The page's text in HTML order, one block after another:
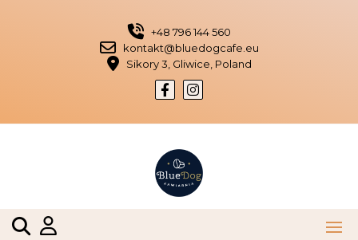
+48 796 144 560
kontakt@bluedogcafe.eu
Sikory 3, Gliwice, Poland